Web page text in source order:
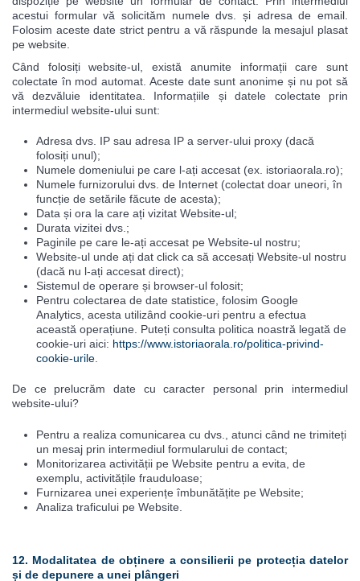
acestui formular vă solicităm numele dvs. și adresa de email.
Folosim aceste date strict pentru a vă răspunde la mesajul plasat
pe website.
Când folosiți website-ul, există anumite informații care sunt
colectate în mod automat. Aceste date sunt anonime și nu pot să
vă dezvăluie identitatea. Informațiile și datele colectate prin
intermediul website-ului sunt:
Adresa dvs. IP sau adresa IP a server-ului proxy (dacă
folosiți unul);
Numele domeniului pe care l-ați accesat (ex. istoriaorala.ro);
Numele furnizorului dvs. de Internet (colectat doar uneori, în
funcție de setările făcute de acesta);
Data și ora la care ați vizitat Website-ul;
Durata vizitei dvs.;
Paginile pe care le-ați accesat pe Website-ul nostru;
Website-ul unde ați dat click ca să accesați Website-ul nostru
(dacă nu l-ați accesat direct);
Sistemul de operare și browser-ul folosit;
Pentru colectarea de date statistice, folosim Google
Analytics, acesta utilizând cookie-uri pentru a efectua
această operațiune. Puteți consulta politica noastră legată de
cookie-uri aici: https://www.istoriaorala.ro/politica-privind-
cookie-urile
De ce prelucrăm date cu caracter personal prin intermediul
website-ului?
Pentru a realiza comunicarea cu dvs., atunci când ne trimiteți
un mesaj prin intermediul formularului de contact;
Monitorizarea activității pe Website pentru a evita, de
exemplu, activitățile frauduloase;
Furnizarea unei experiențe îmbunătățite pe Website;
Analiza traficului pe Website.
12. Modalitatea de obținere a consilierii pe protecția datelor
și de depunere a unei plângeri